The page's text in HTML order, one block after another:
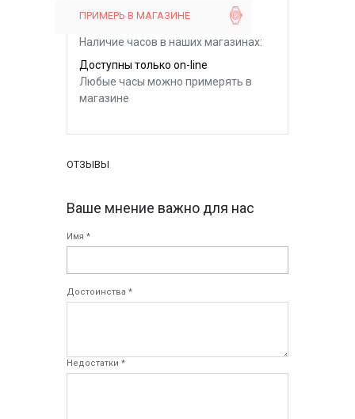
ПРИМЕРЬ В МАГАЗИНЕ
Наличие часов в наших магазинах:
Доступны только on-line
Любые часы можно примерять в
магазине
ОТЗЫВЫ
Ваше мнение важно для нас
Имя *
Достоинства *
Недостатки *